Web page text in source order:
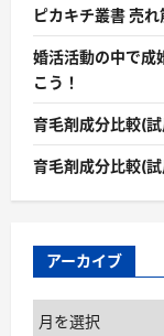
ピカキチ叢書 売
婚活活動の中で成
こう！
育毛剤成分比較(試
育毛剤成分比較(
アーカイブ
ア